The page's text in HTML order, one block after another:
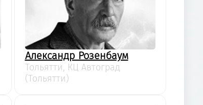
Александр Розенбаум
Тольятти, КЦ Автоград
(Тольятти)